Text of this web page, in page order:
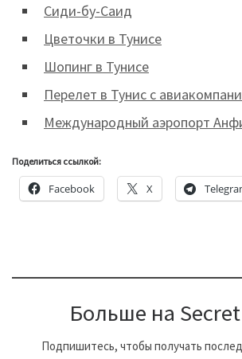
Сиди-бу-Саид
Цветочки в Тунисе
Шопинг в Тунисе
Перелет в Тунис с
Международный аэропорт
Поделиться ссылкой:
Facebook X
Больше на
Подпишитесь, чтобы получать